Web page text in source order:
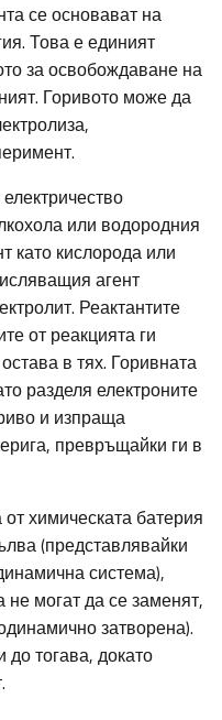
се основават на
Това е единият
за освобождаване на
Горивото може да
или водородния
като кислорода или
агент
Реактантите
от реакцията ги
в тях. Горивната
разделя електроните
и изпраща
превръщайки ги в
химическата батерия
(представлявайки
система),
не могат да се заменят,
затворена).
до тогава, докато